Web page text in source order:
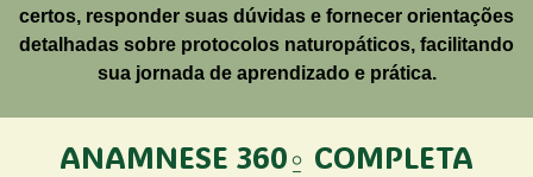
certos, responder suas dúvidas e fornecer orientações
detalhadas sobre protocolos naturopáticos, facilitando
sua jornada de aprendizado e prática.
ANAMNESE 360⍛ COMPLETA